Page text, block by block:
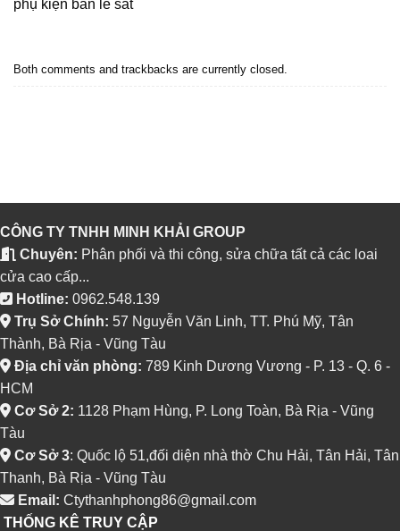
phụ kiện bản lề sắt
Both comments and trackbacks are currently closed.
CÔNG TY TNHH MINH KHẢI GROUP
Chuyên: Phân phối và thi công, sửa chữa tất cả các loai
cửa cao cấp...
Hotline: 0962.548.139
Trụ Sở Chính: 57 Nguyễn Văn Linh, TT. Phú Mỹ, Tân
Thành, Bà Rịa - Vũng Tàu
Địa chỉ văn phòng: 789 Kinh Dương Vương - P. 13 - Q. 6 -
HCM
Cơ Sở 2: 1128 Phạm Hùng, P. Long Toàn, Bà Rịa - Vũng
Tàu
Cơ Sở 3: Quốc lộ 51,đối diện nhà thờ Chu Hải, Tân Hải, Tân
Thanh, Bà Rịa - Vũng Tàu
Email: Ctythanhphong86@gmail.com
THỐNG KÊ TRUY CẬP